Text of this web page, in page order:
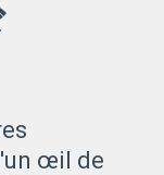
œil de